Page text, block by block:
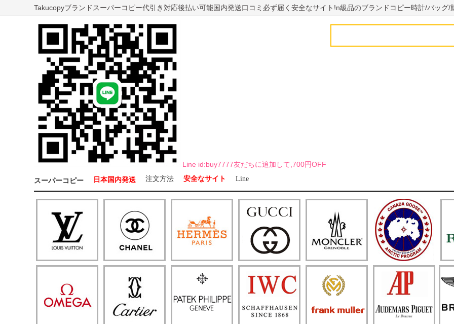
Takucopyブランドスーパーコピー代引き対応後払い可能国内発送口コミ必ず届く安全なサイト!n級品のブランドコピー時計/バッ
Line id:buy7777友だちに追加して,700円OFF
スーパーコピー 日本国内発送 注文方法 安全なサイト Line